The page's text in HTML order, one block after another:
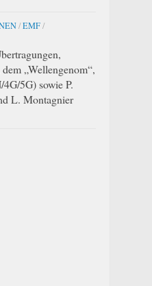
/EMF/
„Wellengenom“,
5G) sowie P.
L. Montagnier